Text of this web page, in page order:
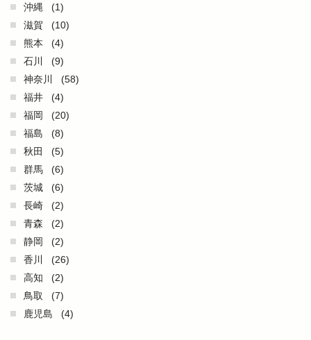
沖縄
(1)
滋賀
(10)
熊本
(4)
石川
(9)
神奈川
(58)
福井
(4)
福岡
(20)
福島
(8)
秋田
(5)
群馬
(6)
茨城
(6)
長崎
(2)
青森
(2)
静岡
(2)
香川
(26)
高知
(2)
鳥取
(7)
鹿児島
(4)